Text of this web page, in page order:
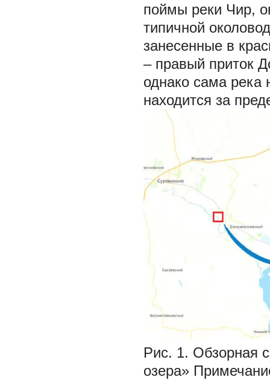
поймы реки Чир,
типичной
занесенные в
– правый приток
однако сама река
находится за
Рис. 1. Обзорная
озера»